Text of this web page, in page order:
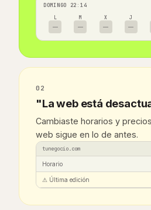
DOMINGO 22:14
—
M
—
X
—
J
—
02
"La web está
Cambiaste horarios y
web sigue en lo de antes.
tunegocio.com
Horario
⚠ Última edición